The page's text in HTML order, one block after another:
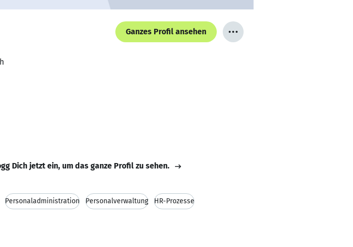
Ganzes Profil ansehen
Dich jetzt ein, um das ganze Profil zu sehen.
Personaladministration Personalverwaltung HR-Prozesse